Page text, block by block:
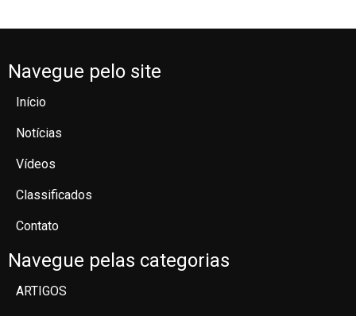
Navegue pelo site
Início
Notícias
Vídeos
Classificados
Contato
Navegue pelas categorias
ARTIGOS